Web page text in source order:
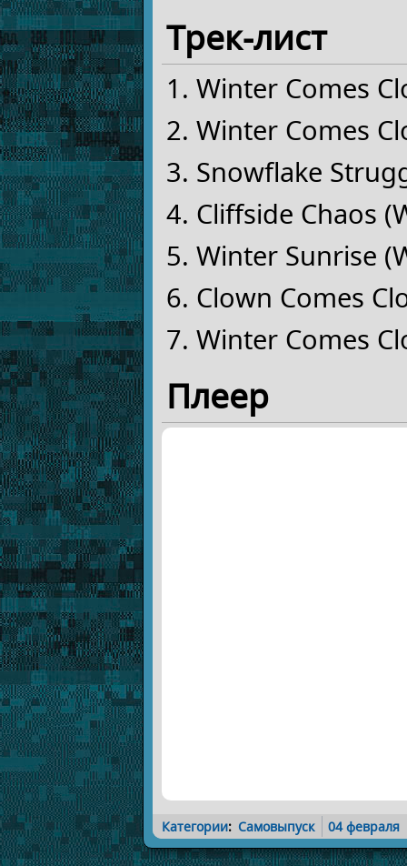
Трек-лист
Winter Comes
Winter Comes
Snowflake
Cliffside Chaos
Winter Sunrise
Clown Comes
Winter Comes
Плеер
Категории: Самовыпуск 04 февраля